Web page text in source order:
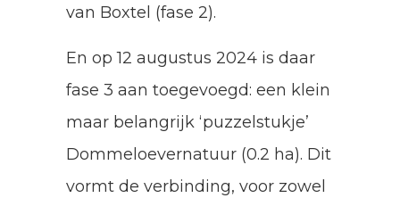
van Boxtel (fase 2).
En op 12 augustus 2024 is daar
fase 3 aan toegevoegd: een klein
maar belangrijk ‘puzzelstukje’
Dommeloevernatuur (0.2 ha). Dit
vormt de verbinding, voor zowel